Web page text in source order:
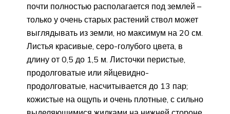
почти полностью располагается под землей –
только у очень старых растений ствол может
выглядывать из земли, но максимум на 20 см.
Листья красивые, серо-голубого цвета, в
длину от 0,5 до 1,5 м. Листочки перистые,
продолговатые или яйцевидно-
продолговатые, насчитывается до 13 пар;
кожистые на ощупь и очень плотные, с сильно